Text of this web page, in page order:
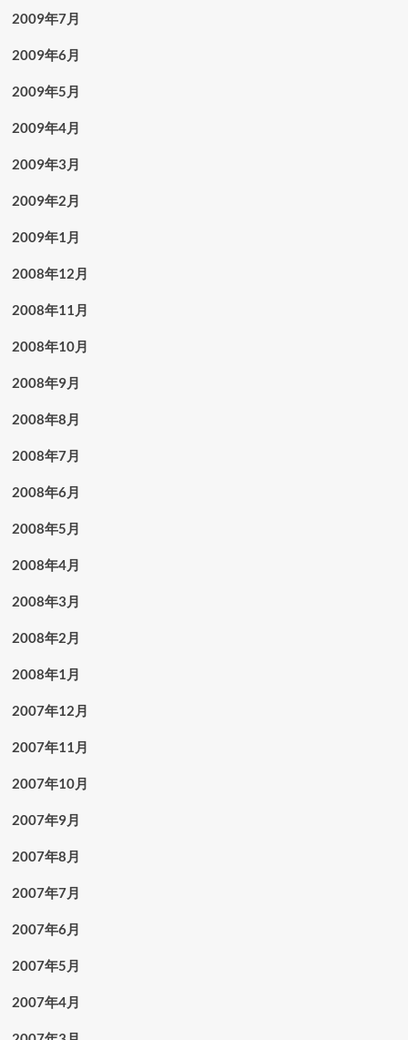
2009年7月
2009年6月
2009年5月
2009年4月
2009年3月
2009年2月
2009年1月
2008年12月
2008年11月
2008年10月
2008年9月
2008年8月
2008年7月
2008年6月
2008年5月
2008年4月
2008年3月
2008年2月
2008年1月
2007年12月
2007年11月
2007年10月
2007年9月
2007年8月
2007年7月
2007年6月
2007年5月
2007年4月